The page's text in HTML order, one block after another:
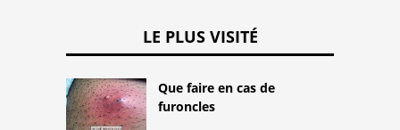
LE PLUS VISITÉ
Que faire en cas de
furoncles